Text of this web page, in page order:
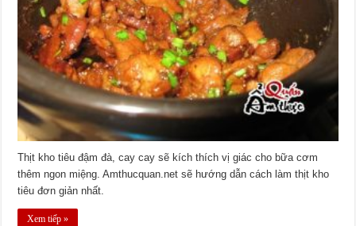
Thịt kho tiêu đậm đà, cay cay sẽ kích thích vị giác cho bữa cơm
thêm ngon miệng. Amthucquan.net sẽ hướng dẫn cách làm thịt kho
tiêu đơn giản nhất.
Xem tiếp »